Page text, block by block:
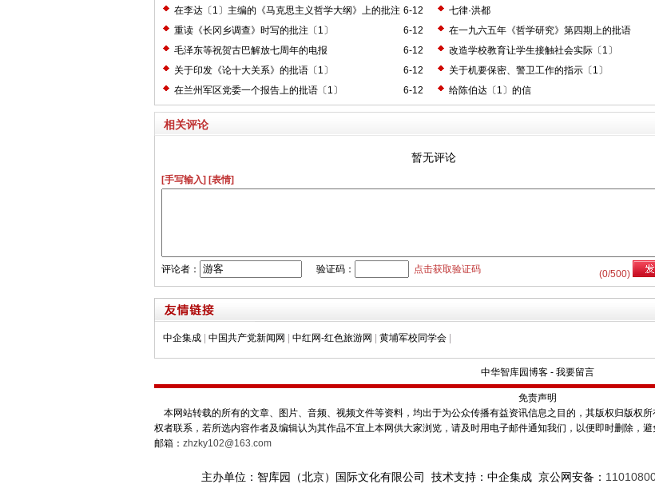
6-12
在李达〔1〕主编的《马克思主义哲学大纲》上的批注
〔2〕
七律·洪都
6-12
重读《长冈乡调查》时写的批注〔1〕
在一九六五年《哲学研究》第四期上的批语
6-12
毛泽东等祝贺古巴解放七周年的电报
改造学校教育让学生接触社会实际〔1〕
6-12
关于印发《论十大关系》的批语〔1〕
关于机要保密、警卫工作的指示〔1〕
6-12
在兰州军区党委一个报告上的批语〔1〕 给陈伯达〔1〕的信
相关评论
暂无评论
[手写输入] [表情]
(0/500)
评论者： 验证码： 点击获取验证码
中企集成 中国共产党新闻网 中红网-红色旅游网 黄埔军校同学会
中华智库园博客- 我要留言
免责声明
本网站转载的所有的文章、图片、音频、视频文件等资料，均出于为公众传播有益资讯信息之目的，其版权归版权
权者联系，若所选内容作者及编辑认为其作品不宜上本网供大家浏览，请及时用电子邮件通知我们，以便即时删除，避
邮箱： zhzky102@163.com
主办单位：智库园（北京）国际文化有限公司 技术支持：中企集成 京公网安备：